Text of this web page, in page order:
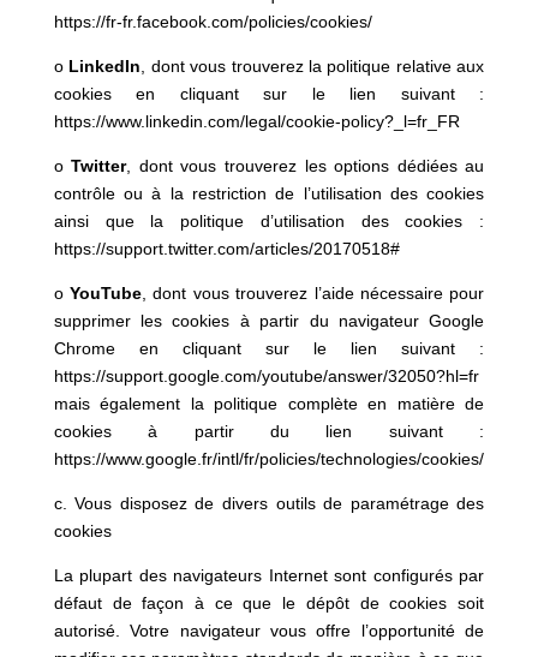
https://fr-fr.facebook.com/policies/cookies/
o LinkedIn , dont vous trouverez la politique relative aux
cookies en cliquant sur le lien suivant :
https://www.linkedin.com/legal/cookie-policy?_l=fr_FR
oTwitter, dont vous trouverez les options dédiées au
contrôle ou à la restriction de l’utilisation des cookies
ainsi que la politique d’utilisation des cookies :
https://support.twitter.com/articles/20170518#
oYouTube , dont vous trouverez l’aide nécessaire pour
supprimer les cookies à partir du navigateur Google
Chrome en cliquant sur le lien suivant :
https://support.google.com/youtube/answer/32050?hl=fr
mais également la politique complète en matière de
cookies à partir du lien suivant :
https://www.google.fr/intl/fr/policies/technologies/cookies/
c. Vous disposez de divers outils de paramétrage des
cookies
La plupart des navigateurs Internet sont configurés par
défaut de façon à ce que le dépôt de cookies soit
autorisé. Votre navigateur vous offre l’opportunité de